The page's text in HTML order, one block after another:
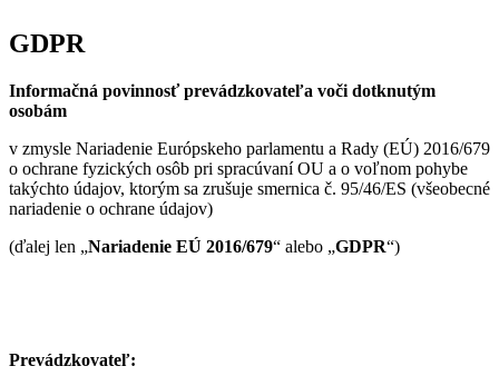
GDPR
Informačná povinnosť prevádzkovateľa voči dotknutým
osobám
v zmysle Nariadenie Európskeho parlamentu a Rady (EÚ) 2016/679
o ochrane fyzických osôb pri spracúvaní OU a o voľnom pohybe
takýchto údajov, ktorým sa zrušuje smernica č. 95/46/ES (všeobecné
nariadenie o ochrane údajov)
(ďalej len „Nariadenie EÚ 2016/679“ alebo „GDPR“)
Prevádzkovateľ: